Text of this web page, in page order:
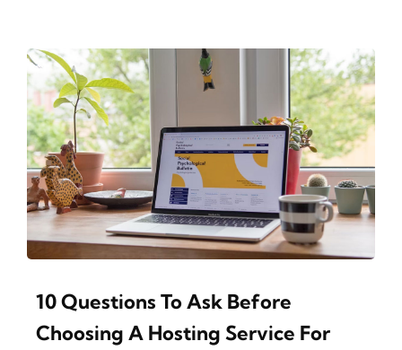
10 Questions To Ask Before
Choosing A Hosting Service For